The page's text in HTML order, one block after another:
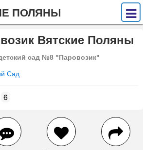
ПОЛЯНЫ
Вятские Поляны
сад №8 "Паровозик"
Сад
6